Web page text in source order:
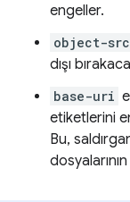
engeller.
object-src
dışı
base-uri
etiketlerini
Bu,